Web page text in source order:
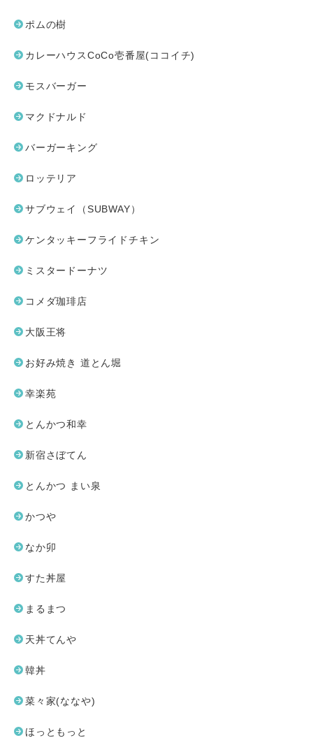
ポムの樹
カレーハウスCoCo壱番屋(ココイチ)
モスバーガー
マクドナルド
バーガーキング
ロッテリア
サブウェイ（SUBWAY）
ケンタッキーフライドチキン
ミスタードーナツ
コメダ珈琲店
大阪王将
お好み焼き 道とん堀
幸楽苑
とんかつ和幸
新宿さぼてん
とんかつ まい泉
かつや
なか卯
すた丼屋
まるまつ
天丼てんや
韓丼
菜々家(ななや)
ほっともっと